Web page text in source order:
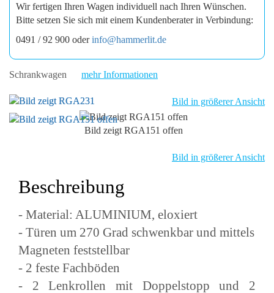
Wir fertigen Ihren Wagen individuell nach Ihren Wünschen.
Bitte setzen Sie sich mit einem Kundenberater in Verbindung:
0491 / 92 900 oderinfo@hammerlit.de
Schrankwagen mehr Informationen
Bild in größerer Ansicht
Bild zeigt RGA151 offen
Bild in größerer Ansicht
Beschreibung
- Material: ALUMINIUM, eloxiert
- Türen um 270 Grad schwenkbar und mittels
Magneten feststellbar
- 2 feste Fachböden
- 2 Lenkrollen mit Doppelstopp und 2